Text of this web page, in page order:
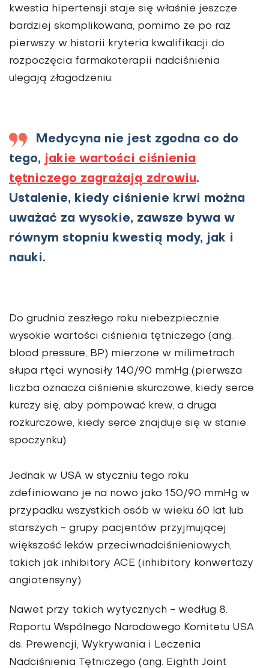
kwestia hipertensji staje się właśnie jeszcze
bardziej skomplikowana, pomimo że po raz
pierwszy w historii kryteria kwalifikacji do
rozpoczęcia farmakoterapii nadciśnienia
ulegają złagodzeniu.
Medycyna nie jest zgodna co do
tego, jakie wartości ciśnienia
tętniczego zagrażają zdrowiu.
Ustalenie, kiedy ciśnienie krwi można
uważać za wysokie, zawsze bywa w
równym stopniu kwestią mody, jak i
nauki.
Do grudnia zeszłego roku niebezpiecznie
wysokie wartości ciśnienia tętniczego (ang.
blood pressure, BP) mierzone w milimetrach
słupa rtęci wynosiły 140/90 mmHg (pierwsza
liczba oznacza ciśnienie skurczowe, kiedy serce
kurczy się, aby pompować krew, a druga
rozkurczowe, kiedy serce znajduje się w stanie
spoczynku).
Jednak w USA w styczniu tego roku
zdefiniowano je na nowo jako 150/90 mmHg w
przypadku wszystkich osób w wieku 60 lat lub
starszych - grupy pacjentów przyjmującej
większość leków przeciwnadciśnieniowych,
takich jak inhibitory ACE (inhibitory konwertazy
angiotensyny).
Nawet przy takich wytycznych - według 8.
Raportu Wspólnego Narodowego Komitetu USA
ds. Prewencji, Wykrywania i Leczenia
Nadciśnienia Tętniczego (ang. Eighth Joint